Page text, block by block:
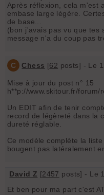
Après réflexion, cela m'est
embase large légère.
de base...
(bon j'avais pas vu que tes
message n'a du coup pas
C Chess [62 posts] - Le
Mise à jour du post n° 15
h**p://www.skitour.fr/
Un EDIT afin de tenir
record de légèreté dans la
dureté réglable.
Ce modèle complète la
bougent pas latéralement
David Z [2457 posts] - Le
Et ben pour ma part c'est